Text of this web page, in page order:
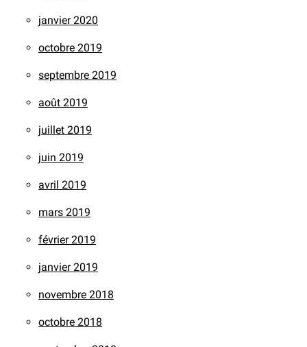
janvier 2020
octobre 2019
septembre 2019
août 2019
juillet 2019
juin 2019
avril 2019
mars 2019
février 2019
janvier 2019
novembre 2018
octobre 2018